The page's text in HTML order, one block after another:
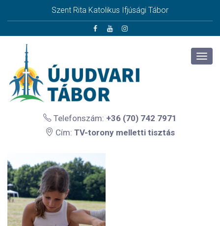
Szent Rita Katolikus Ifjúsági Tábor
Telefonszám: +36 (70) 742 7971
Cím: TV-torony melletti tisztás